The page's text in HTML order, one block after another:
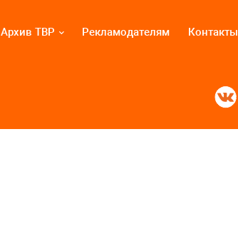
Архив ТВР Рекламодателям Контакты